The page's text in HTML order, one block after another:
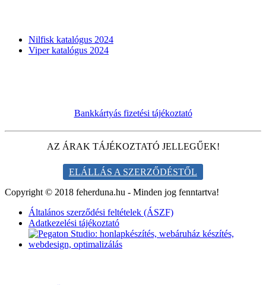
Nilfisk katalógus 2024
Viper katalógus 2024
Bankkártyás fizetési tájékoztató
AZ ÁRAK TÁJÉKOZTATÓ JELLEGŰEK!
ELÁLLÁS A SZERZŐDÉSTŐL
Copyright © 2018 feherduna.hu - Minden jog fenntartva!
Általános szerződési feltételek (ÁSZF)
Adatkezelési tájékoztató